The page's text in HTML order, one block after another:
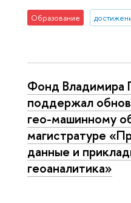
Образование
Фонд Владимира
поддержал
гео-машинному
магистратуре
данные и
геоаналитика»